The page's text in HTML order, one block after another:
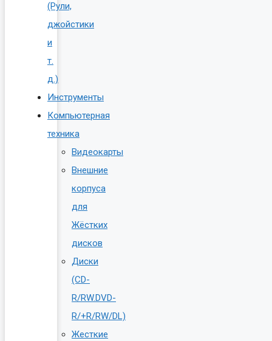
(Рули,
джойстики
и
т.
д.)
Инструменты
Компьютерная
техника
Видеокарты
Внешние
корпуса
для
Жёстких
дисков
Диски
(CD-
R/RW.DVD-
R/+R/RW/DL)
Жесткие